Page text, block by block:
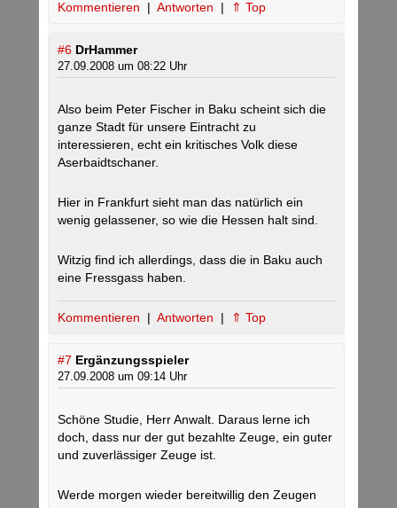
Kommentieren | Antworten | ⇑ Top
#6 DrHammer
27.09.2008 um 08:22 Uhr
Also beim Peter Fischer in Baku scheint sich die
ganze Stadt für unsere Eintracht zu
interessieren, echt ein kritisches Volk diese
Aserbaidtschaner.
Hier in Frankfurt sieht man das natürlich ein
wenig gelassener, so wie die Hessen halt sind.
Witzig find ich allerdings, dass die in Baku auch
eine Fressgass haben.
Kommentieren | Antworten | ⇑ Top
#7 Ergänzungsspieler
27.09.2008 um 09:14 Uhr
Schöne Studie, Herr Anwalt. Daraus lerne ich
doch, dass nur der gut bezahlte Zeuge, ein guter
und zuverlässiger Zeuge ist.
Werde morgen wieder bereitwillig den Zeugen